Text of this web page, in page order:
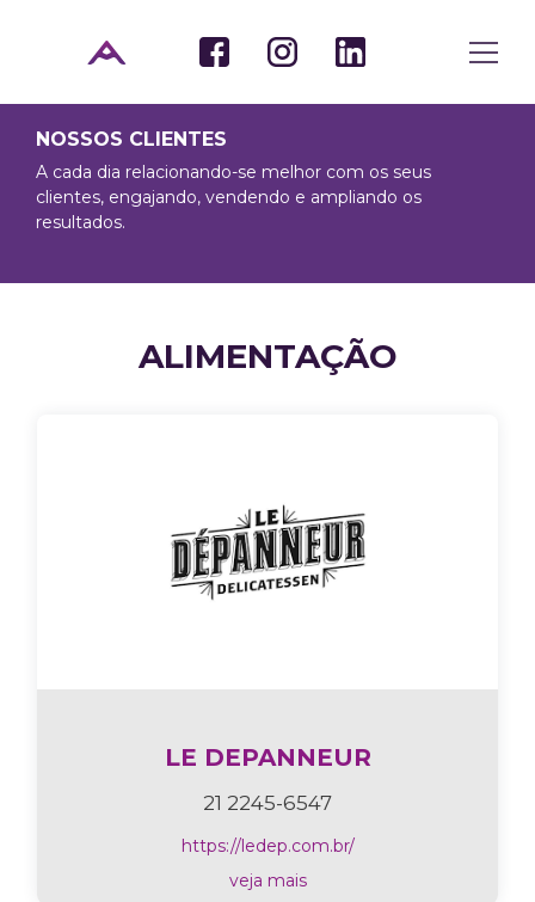
NOSSOS CLIENTES
A cada dia relacionando-se melhor com os seus
clientes, engajando, vendendo e ampliando os
resultados.
ALIMENTAÇÃO
LE DEPANNEUR
21 2245-6547
https://ledep.com.br/
veja mais